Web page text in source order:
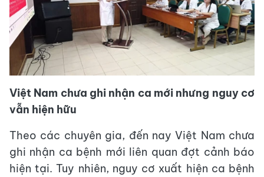
Việt Nam chưa ghi nhận ca mới nhưng nguy cơ
vẫn hiện hữu
Theo các chuyên gia, đến nay Việt Nam chưa
ghi nhận ca bệnh mới liên quan đợt cảnh báo
hiện tại. Tuy nhiên, nguy cơ xuất hiện ca bệnh